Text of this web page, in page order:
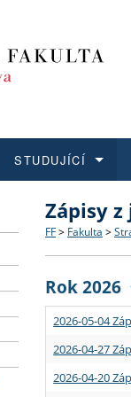
Struktura
Strategie
Podpora
Co
Učitelské
STUDUJÍCÍ
Rigorózní
O vědě a
Granty a
Aktuální
Zápisy
FF > Fakulta >
Rok 2026
2026-05-04
2026-04-27
2026-04-20